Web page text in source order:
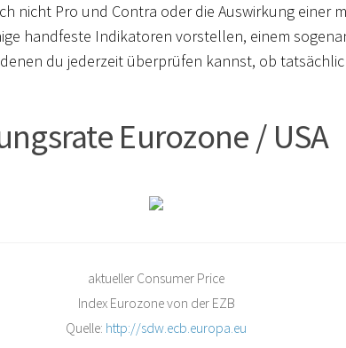
nicht Pro und Contra oder die Auswirkung einer
handfeste Indikatoren vorstellen, einem
du jederzeit überprüfen kannst, ob
Eurozone / USA
aktueller Consumer Price
Index Eurozone von der EZB
Quelle: http://sdw.ecb.europa.eu